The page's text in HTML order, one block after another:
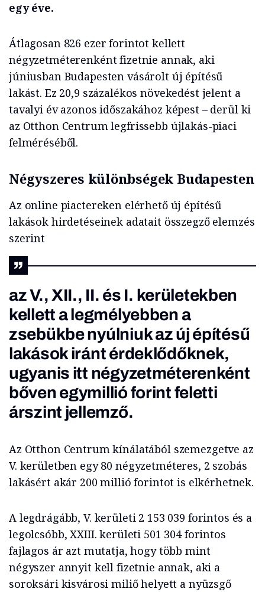
egy éve.
Átlagosan 826 ezer forintot kellett
négyzetméterenként fizetnie annak, aki
júniusban Budapesten vásárolt új építésű
lakást. Ez 20,9 százalékos növekedést jelent a
tavalyi év azonos időszakához képest – derül ki
az Otthon Centrum legfrissebb újlakás-piaci
felméréséből.
Négyszeres különbségek Budapesten
Az online piactereken elérhető új építésű
lakások hirdetéseinek adatait összegző elemzés
szerint
az V., XII., II. és I. kerületekben
kellett a legmélyebben a
zsebükbe nyúlniuk az új építésű
lakások iránt érdeklődőknek,
ugyanis itt négyzetméterenként
bőven egymillió forint feletti
árszint jellemző.
Az Otthon Centrum kínálatából szemezgetve az
V. kerületben egy 80 négyzetméteres, 2 szobás
lakásért akár 200 millió forintot is elkérhetnek.
A legdrágább, V. kerületi 2 153 039 forintos és a
legolcsóbb, XXIII. kerületi 501 304 forintos
fajlagos ár azt mutatja, hogy több mint
négyszer annyit kell fizetnie annak, aki a
soroksári kisvárosi miliő helyett a nyüzsgő